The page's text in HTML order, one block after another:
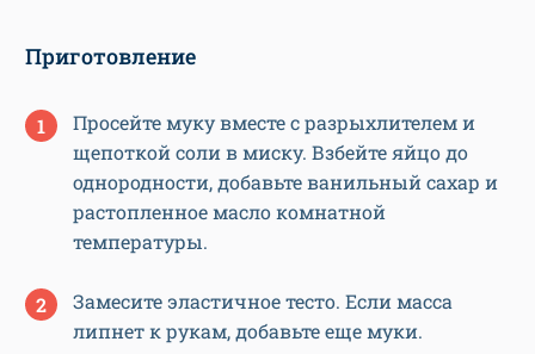
Приготовление
Просейте муку вместе с разрыхлителем и
щепоткой соли в миску. Взбейте яйцо до
однородности, добавьте ванильный сахар и
растопленное масло комнатной
температуры.
Замесите эластичное тесто. Если масса
липнет к рукам, добавьте еще муки.